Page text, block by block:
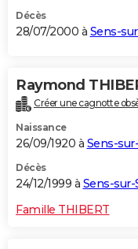
Décès
28/07/2000 à Sens-
Raymond
Créer une cagnotte
Naissance
26/09/1920 à Sens-
Décès
24/12/1999 à Sens-sur-
Famille THIBERT